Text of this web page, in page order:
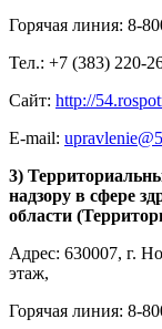
Горячая линия: 8-
Тел.: +7 (383) 220-
Сайт: http://
E-mail:
3)
надзору в сфере
области
Адрес: 630007, г.
этаж,
Горячая линия: 8-